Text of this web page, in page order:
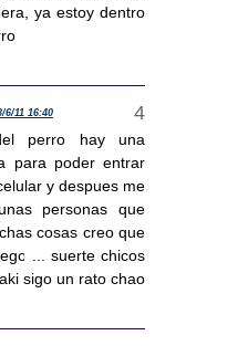
ya estoy dentro
6/11 16:40
perro hay una
para poder entrar
y despues me
personas que
cosas creo que
... suerte chicos
sigo un rato chao